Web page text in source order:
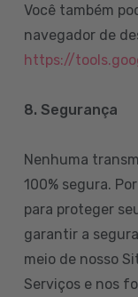
Você também
navegador de
https://
8. Segurança
Nenhuma
100% segura.
para proteger
garantir a
meio de nosso
Serviços e nos